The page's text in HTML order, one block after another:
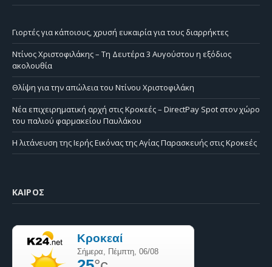
Γιορτές για κάποιους, χρυσή ευκαιρία για τους διαρρήκτες
Ντίνος Χριστοφιλάκης – Τη Δευτέρα 3 Αυγούστου η εξόδιος
ακολουθία
Θλίψη για την απώλεια του Ντίνου Χριστοφιλάκη
Νέα επιχειρηματική αρχή στις Κροκεές – DirectPay Spot στον χώρο
του παλιού φαρμακείου Παυλάκου
Η λιτάνευση της Ιερής Εικόνας της Αγίας Παρασκευής στις Κροκεές
ΚΑΙΡΌΣ